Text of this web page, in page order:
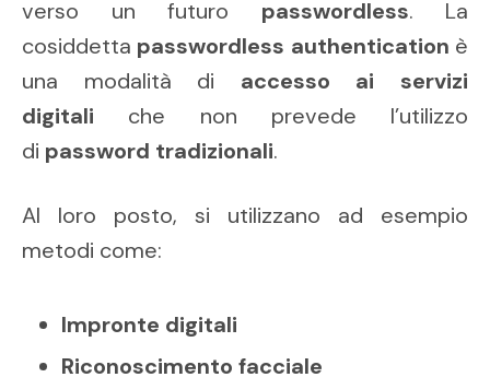
verso un futuro passwordless. La
cosiddetta passwordless authentication è
una modalità di accesso ai servizi
digitali che non prevede l’utilizzo
di password tradizionali.
Al loro posto, si utilizzano ad esempio
metodi come:
Impronte digitali
Riconoscimento facciale